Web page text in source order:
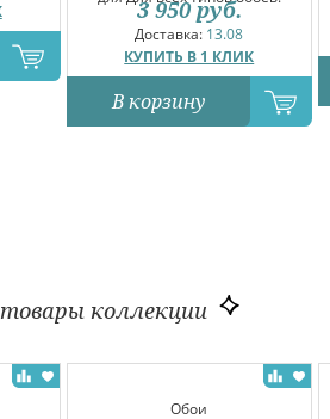
Доставка: 13.08
КУПИТЬ В 1 КЛИК
3 950 руб.
В корзину
коллекции
Обои